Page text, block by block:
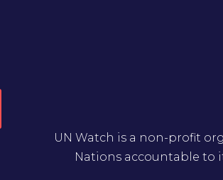
UN Watch is a non-profit
Nations accountable to